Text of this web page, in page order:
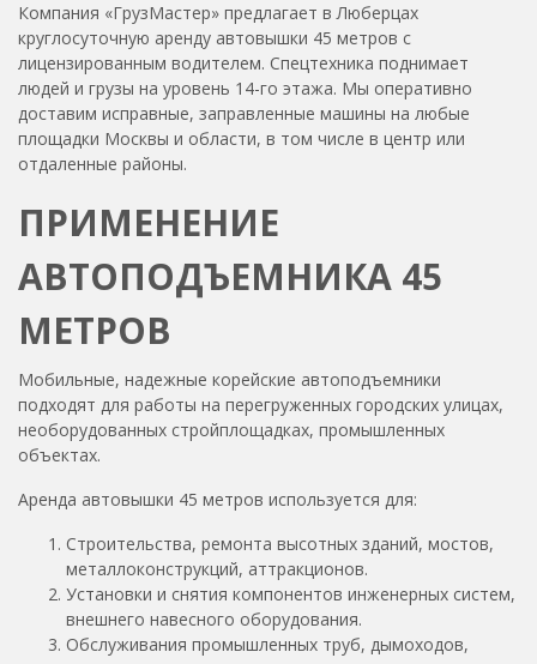
Компания «ГрузМастер» предлагает в Люберцах
круглосуточную аренду автовышки 45 метров с
лицензированным водителем. Спецтехника поднимает
людей и грузы на уровень 14-го этажа. Мы оперативно
доставим исправные, заправленные машины на любые
площадки Москвы и области, в том числе в центр или
отдаленные районы.
ПРИМЕНЕНИЕ
АВТОПОДЪЕМНИКА 45
МЕТРОВ
Мобильные, надежные корейские автоподъемники
подходят для работы на перегруженных городских улицах,
необорудованных стройплощадках, промышленных
объектах.
Аренда автовышки 45 метров используется для:
Строительства, ремонта высотных зданий, мостов,
металлоконструкций, аттракционов.
Установки и снятия компонентов инженерных систем,
внешнего навесного оборудования.
Обслуживания промышленных труб, дымоходов,